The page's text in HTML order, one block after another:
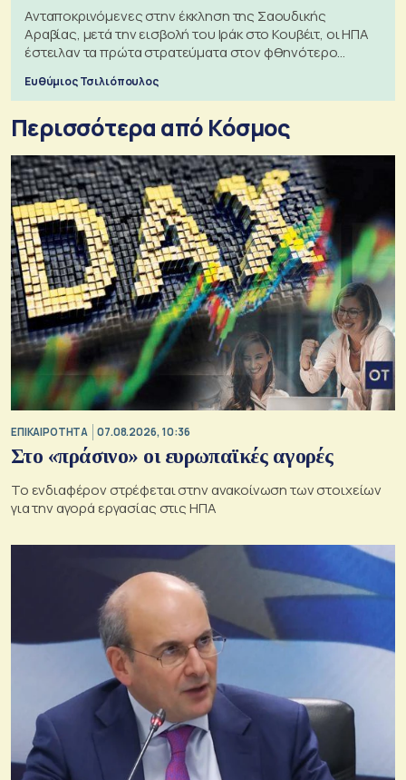
Ανταποκρινόμενες στην έκκληση της Σαουδικής
Αραβίας, μετά την εισβολή του Ιράκ στο Κουβέιτ, οι ΗΠΑ
έστειλαν τα πρώτα στρατεύματα στον φθηνότερο
Ευθύμιος Τσιλιόπουλος
Περισσότερα από Κόσμος
ΕΠΙΚΑΙΡΟΤΗΤΑ 07.08.2026, 10:36
Στο «πράσινο» οι ευρωπαϊκές αγορές
Το ενδιαφέρον στρέφεται στην ανακοίνωση των στοιχείων
για την αγορά εργασίας στις ΗΠΑ